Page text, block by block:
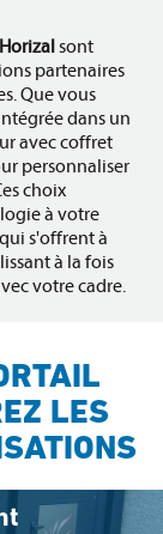
sont
partenaires
Que vous
dans un
avec coffret
personnaliser
choix
à votre
s'offrent à
à la fois
votre cadre.
LES